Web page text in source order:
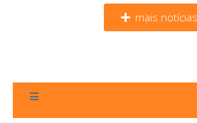
mais notícias